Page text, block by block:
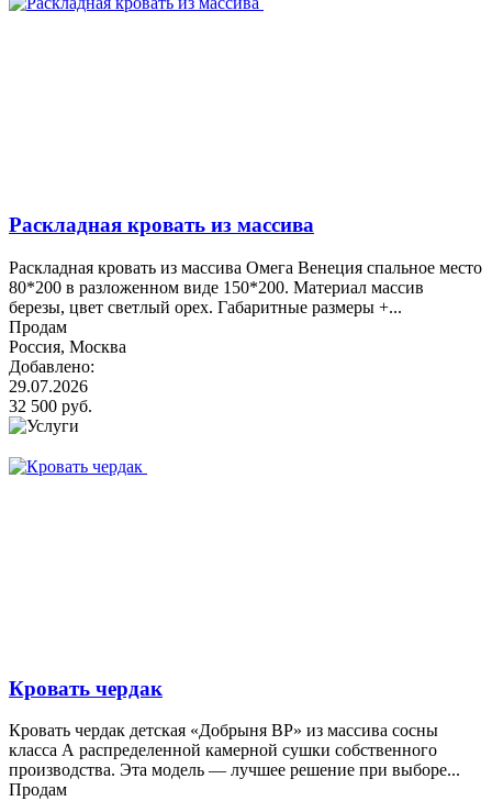
Раскладная кровать из массива
Раскладная кровать из массива Омега Венеция спальное место
80*200 в разложенном виде 150*200. Материал массив
березы, цвет светлый орех. Габаритные размеры +...
Продам
Россия, Москва
Добавлено:
29.07.2026
32 500 руб.
Кровать чердак
Кровать чердак детская «Добрыня ВР» из массива сосны
класса А распределенной камерной сушки собственного
производства. Эта модель — лучшее решение при выборе...
Продам